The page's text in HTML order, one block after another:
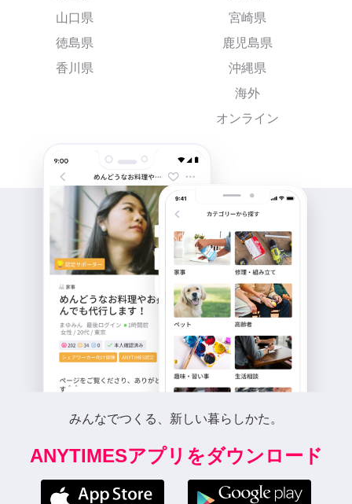
山口県
徳島県
香川県
宮崎県
鹿児島県
沖縄県
海外
オンライン
みんなでつくる、新しい暮らしかた。
ANYTIMESアプリをダウンロード